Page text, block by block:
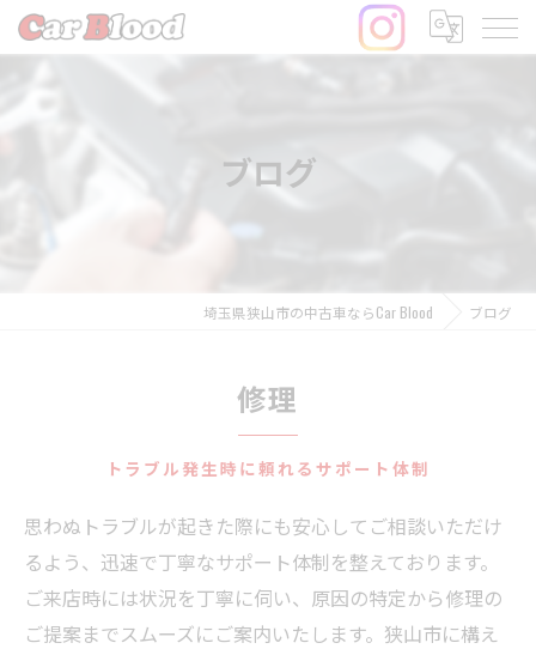
ブログ
埼玉県狭山市の中古車ならCar Blood ブログ
修理
トラブル発生時に頼れるサポート体制
思わぬトラブルが起きた際にも安心してご相談いただけ
るよう、迅速で丁寧なサポート体制を整えております。
ご来店時には状況を丁寧に伺い、原因の特定から修理の
ご提案までスムーズにご案内いたします。狭山市に構え